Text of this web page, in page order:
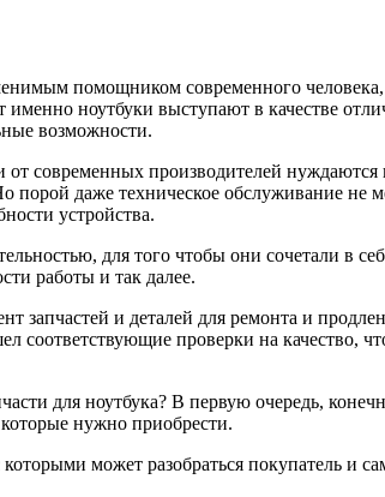
помощником современного
именно ноутбуки выступают в качестве
возможности.
современных производителей
даже техническое обслуживание не
устройства.
для того чтобы они сочетали в
работы и так далее.
запчастей и деталей для ремонта и
соответствующие проверки на качество,
для ноутбука? В первую очередь,
нужно приобрести.
может разобраться покупатель и